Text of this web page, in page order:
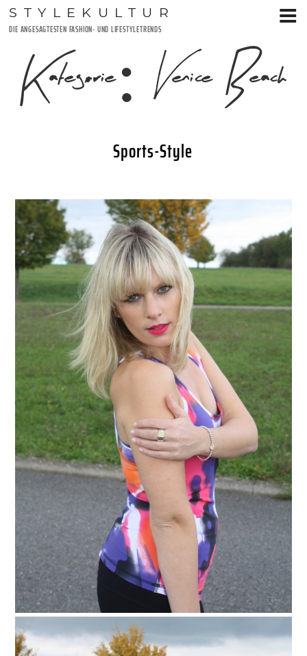
Zum
Inhalt
STYLEKULTUR
DIE ANGESAGTESTEN FASHION- UND LIFESTYLETRENDS
Kategorie: Venice Beach
VERÖFFENTLICHT
AM
12. OKTOBER 2015
Sports-Style